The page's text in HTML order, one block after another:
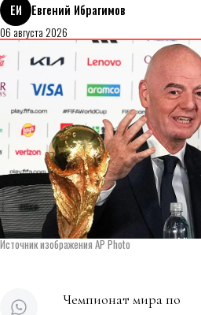
ЕИ
Евгений Ибрагимов
06 августа 2026
Источник изображения AP Photo
Чемпионат мира по